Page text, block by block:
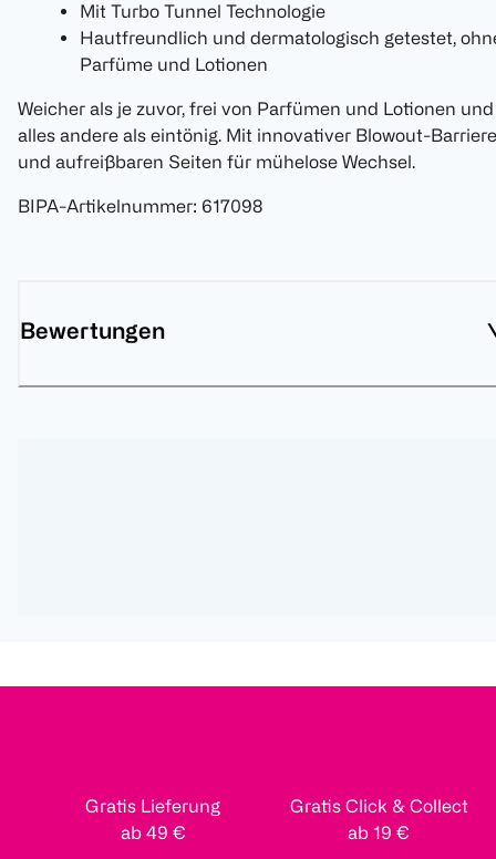
Mit Turbo Tunnel Technologie
Hautfreundlich und dermatologisch getestet,
Parfüme und Lotionen
Weicher als je zuvor, frei von Parfümen und Lotionen und
alles andere als eintönig. Mit innovativer Blowout-Barriere
und aufreißbaren Seiten für mühelose Wechsel.
BIPA-Artikelnummer: 617098
Bewertungen
Gratis Lieferung
ab 49 €
Gratis Click & Collect
ab 19 €